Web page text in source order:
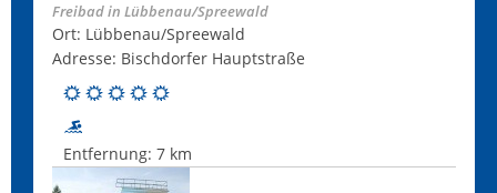
Freibad in Lübbenau/Spreewald
Ort: Lübbenau/Spreewald
Adresse: Bischdorfer Hauptstraße
Entfernung: 7 km